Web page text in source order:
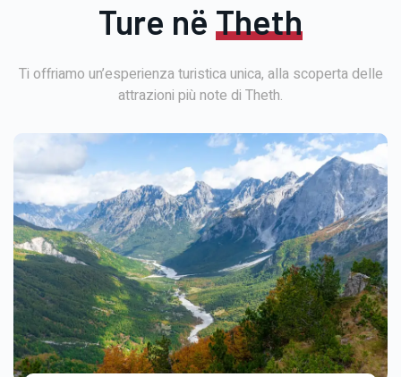
Ture në Theth
Ti offriamo un’esperienza turistica unica, alla scoperta delle
attrazioni più note di Theth.